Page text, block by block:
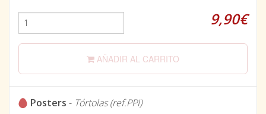
9,90€
AÑADIR AL CARRITO
Posters - Tórtolas (ref.PPI)